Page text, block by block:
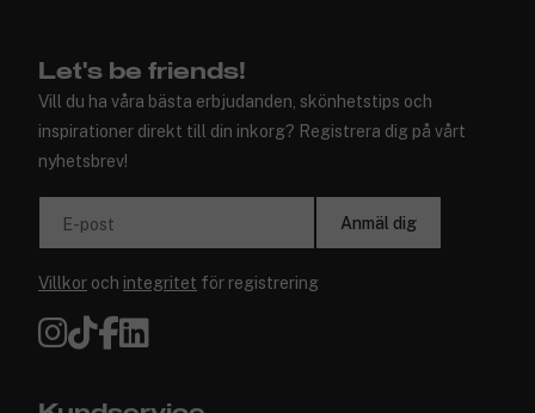
Let's be friends!
Vill du ha våra bästa erbjudanden, skönhetstips och
inspirationer direkt till din inkorg? Registrera dig på vårt
nyhetsbrev!
E-post Anmäl dig
Villkor och integritet för registrering